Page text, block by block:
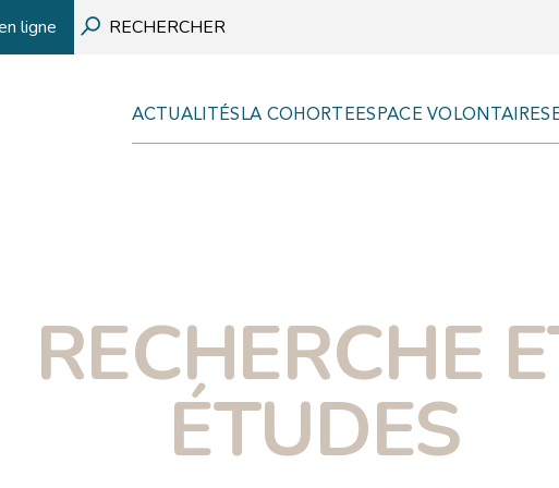
ligne
ACTUALITÉS LA COHORTEESPACE VOLONTAIRES
RAPPORTS
VULGARISATION SCIENTIFIQUE
THÈSES
RECHERCHE
ÉTUDES